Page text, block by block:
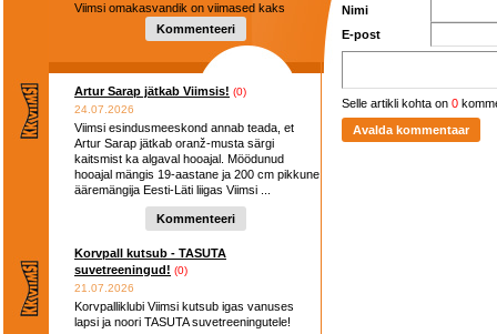
Viimsi omakasvandik on viimased kaks
Kommenteeri
Artur Sarap jätkab Viimsis! (0)
24.07.2026
Viimsi esindusmeeskond annab teada, et
Artur Sarap jätkab oranž-musta särgi
kaitsmist ka algaval hooajal. Möödunud
hooajal mängis 19-aastane ja 200 cm pikkune
ääremängija Eesti-Läti liigas Viimsi ...
Kommenteeri
Korvpall kutsub - TASUTA
suvetreeningud! (0)
21.07.2026
Korvpalliklubi Viimsi kutsub igas vanuses
lapsi ja noori TASUTA suvetreeningutele!
Nimi
E-post
Selle artikli kohta on 0